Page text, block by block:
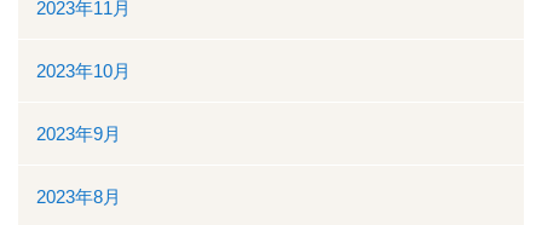
2023年11月
2023年10月
2023年9月
2023年8月